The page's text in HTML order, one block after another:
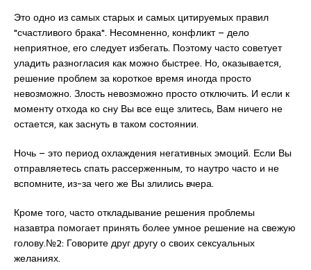
Это одно из самых старых и самых цитируемых правил
"счастливого брака". Несомненно, конфликт – дело
неприятное, его следует избегать. Поэтому часто советует
уладить разногласия как можно быстрее. Но, оказывается,
решение проблем за короткое время иногда просто
невозможно. Злость невозможно просто отключить. И если к
моменту отхода ко сну Вы все еще злитесь, Вам ничего не
остается, как заснуть в таком состоянии.
Ночь – это период охлаждения негативных эмоций. Если Вы
отправляетесь спать рассерженным, то наутро часто и не
вспомните, из-за чего же Вы злились вчера.
Кроме того, часто откладывание решения проблемы
назавтра помогает принять более умное решение на свежую
голову.№2: Говорите друг другу о своих сексуальных
желаниях.